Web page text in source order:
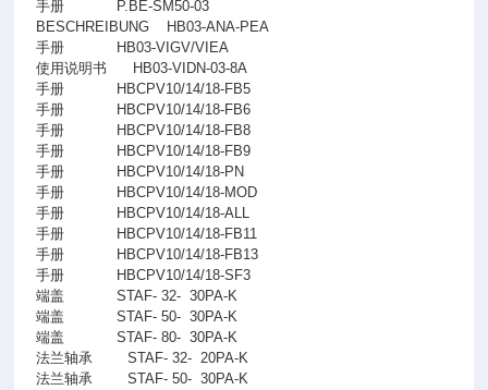
手册
P.BE-SM50-03
BESCHREIBUNG
HB03-ANA-PEA
手册
HB03-VIGV/VIEA
使用说明书
HB03-VIDN-03-8A
手册
HBCPV10/14/18-FB5
手册
HBCPV10/14/18-FB6
手册
HBCPV10/14/18-FB8
手册
HBCPV10/14/18-FB9
手册
HBCPV10/14/18-PN
手册
HBCPV10/14/18-MOD
手册
HBCPV10/14/18-ALL
手册
HBCPV10/14/18-FB11
手册
HBCPV10/14/18-FB13
手册
HBCPV10/14/18-SF3
端盖
STAF- 32- 30PA-K
端盖
STAF- 50- 30PA-K
端盖
STAF- 80- 30PA-K
法兰轴承
STAF- 32- 20PA-K
法兰轴承
STAF- 50- 30PA-K